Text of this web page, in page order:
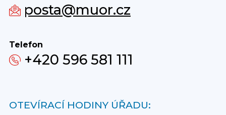
posta@muor.cz
Telefon
+420 596 581 111
OTEVÍRACÍ HODINY ÚŘADU: